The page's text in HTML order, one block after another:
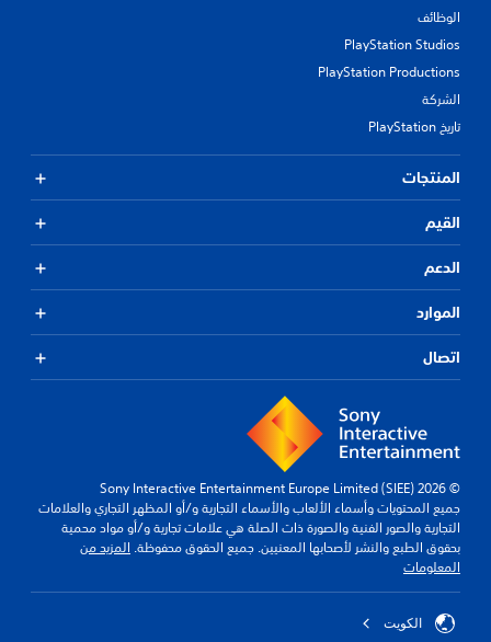
الوظائف
PlayStation Studios
PlayStation Productions
الشركة
تاريخ PlayStation
المنتجات
القيم
الدعم
الموارد
اتصال
© 2026 Sony Interactive Entertainment Europe Limited (SIEE)
جميع المحتويات وأسماء الألعاب والأسماء التجارية و/أو المظهر التجاري والعلامات
التجارية والصور الفنية والصورة ذات الصلة هي علامات تجارية و/أو مواد محمية
بحقوق الطبع والنشر لأصحابها المعنيين. جميع الحقوق محفوظة. المزيد من
المعلومات
الكويت‎